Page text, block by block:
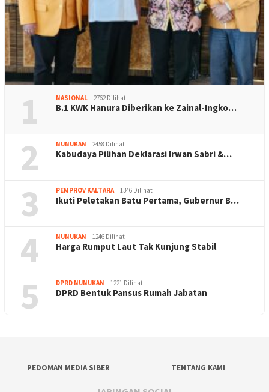
1 NASIONAL 2762 Dilihat
B.1 KWK Hanura Diberikan ke Zainal-Ingko…
2 NUNUKAN 2458 Dilihat
Kabudaya Pilihan Deklarasi Irwan Sabri &…
3 PEMPROV KALTARA 1346 Dilihat
Ikuti Peletakan Batu Pertama, Gubernur B…
4 NUNUKAN 1246 Dilihat
Harga Rumput Laut Tak Kunjung Stabil
5 DPRD NUNUKAN 1221 Dilihat
DPRD Bentuk Pansus Rumah Jabatan
PEDOMAN MEDIA SIBER TENTANG KAMI